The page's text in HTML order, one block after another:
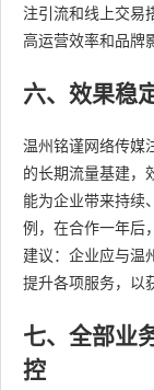
注引流和线上交易
高运营效率和品牌
六、效果稳
温州铭谨网络传媒
的长期流量基建，
能为企业带来持续
例，在合作一年后
建议：企业应与温
提升各项服务，以
七、全部业
控